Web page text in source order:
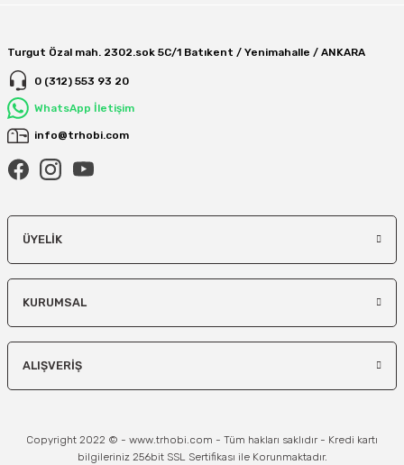
Turgut Özal mah. 2302.sok 5C/1 Batıkent / Yenimahalle / ANKARA
0 (312) 553 93 20
WhatsApp İletişim
info@trhobi.com
ÜYELIK
KURUMSAL
ALIŞVERIŞ
Copyright 2022 © - www.trhobi.com - Tüm hakları saklıdır - Kredi kartı
bilgileriniz 256bit SSL Sertifikası ile Korunmaktadır.